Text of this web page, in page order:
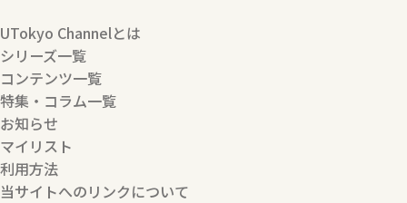
UTokyo Channelとは
シリーズ一覧
コンテンツ一覧
特集・コラム一覧
お知らせ
マイリスト
利用方法
当サイトへのリンクについて